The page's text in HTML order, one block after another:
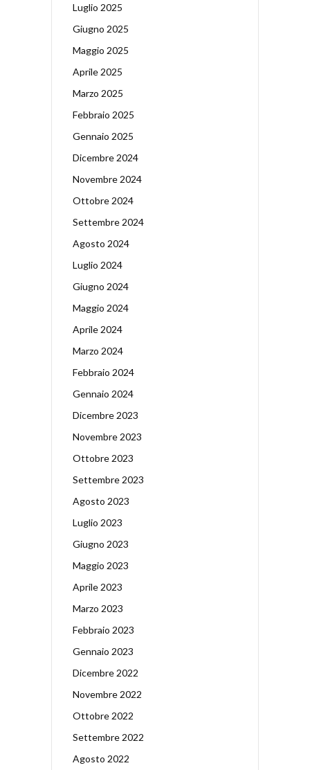
Luglio 2025
Giugno 2025
Maggio 2025
Aprile 2025
Marzo 2025
Febbraio 2025
Gennaio 2025
Dicembre 2024
Novembre 2024
Ottobre 2024
Settembre 2024
Agosto 2024
Luglio 2024
Giugno 2024
Maggio 2024
Aprile 2024
Marzo 2024
Febbraio 2024
Gennaio 2024
Dicembre 2023
Novembre 2023
Ottobre 2023
Settembre 2023
Agosto 2023
Luglio 2023
Giugno 2023
Maggio 2023
Aprile 2023
Marzo 2023
Febbraio 2023
Gennaio 2023
Dicembre 2022
Novembre 2022
Ottobre 2022
Settembre 2022
Agosto 2022